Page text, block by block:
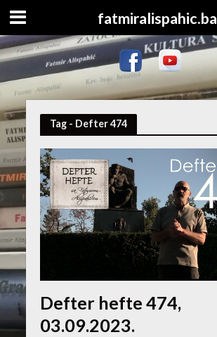
fatmiralispahic.ba
Tag - Defter 474
Defter hefte 474,
03.09.2023.